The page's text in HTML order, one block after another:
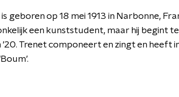
geboren op 18 mei 1913 in Narbonne,
een kunststudent, maar hij begint te
’20. Trenet componeert en zingt en heeft